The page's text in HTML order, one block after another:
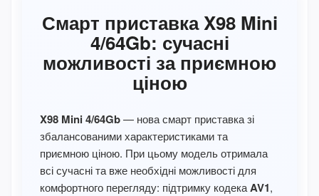
Смарт приставка X98 Mini
4/64Gb: сучасні
можливості за приємною
ціною
X98 Mini 4/64Gb— нова смарт приставка зі
збалансованими характеристиками та
приємною ціною. При цьому модель отримала
всі сучасні та вже необхідні можливості для
комфортного перегляду: підтримку кодекаAV1,